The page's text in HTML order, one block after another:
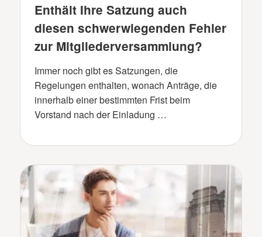
Enthält Ihre Satzung auch
diesen schwerwiegenden Fehler
zur Mitgliederversammlung?
Immer noch gibt es Satzungen, die
Regelungen enthalten, wonach Anträge, die
innerhalb einer bestimmten Frist beim
Vorstand nach der Einladung …